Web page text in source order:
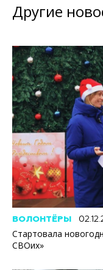
Другие
ВОЛОНТЁРЫ
Стартовала
СВОих»